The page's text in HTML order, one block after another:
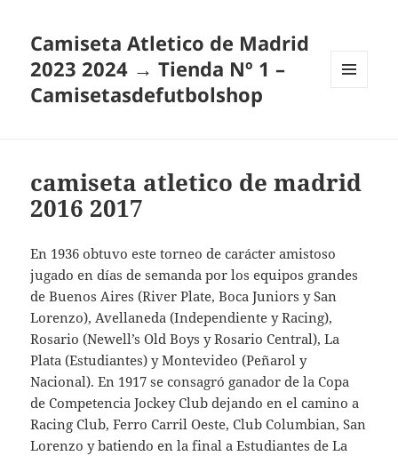
Camiseta Atletico de Madrid
2023 2024 → Tienda Nº 1 –
Camisetasdefutbolshop
camiseta atletico de madrid
2016 2017
En 1936 obtuvo este torneo de carácter amistoso
jugado en días de semanda por los equipos grandes
de Buenos Aires (River Plate, Boca Juniors y San
Lorenzo), Avellaneda (Independiente y Racing),
Rosario (Newell’s Old Boys y Rosario Central), La
Plata (Estudiantes) y Montevideo (Peñarol y
Nacional). En 1917 se consagró ganador de la Copa
de Competencia Jockey Club dejando en el camino a
Racing Club, Ferro Carril Oeste, Club Columbian, San
Lorenzo y batiendo en la final a Estudiantes de La